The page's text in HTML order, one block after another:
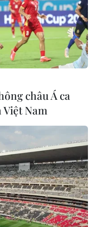
KHÚC THANH
sử dụng
châu Á ca
Nam